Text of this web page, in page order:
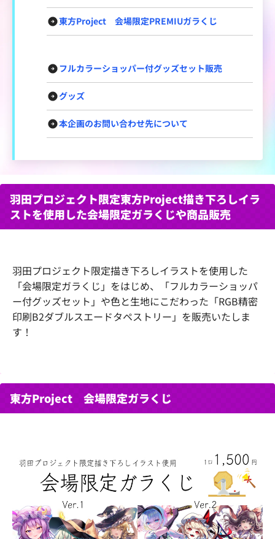
東方Project 会場限定PREMIUガラくじ
フルカラーショッパー付グッズセット販売
グッズ
本企画のお問い合わせ先について
羽田プロジェクト限定東方Project描き下ろしイラ
ストを使用した会場限定ガラくじや商品販売
羽田プロジェクト限定描き下ろしイラストを使用した
「会場限定ガラくじ」をはじめ、「フルカラーショッパ
ー付グッズセット」や色と生地にこだわった「RGB精密
印刷B2ダブルスエードタペストリー」を販売いたしま
す！
東方Project 会場限定ガラくじ